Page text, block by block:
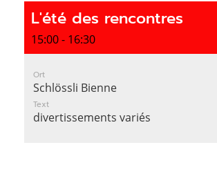
L'été des rencontres
15:00 - 16:30
Ort
Schlössli Bienne
Text
divertissements variés